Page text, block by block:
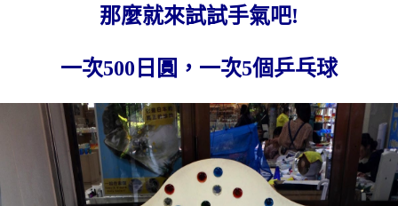
那麼就來試試手氣吧!
一次500日圓，一次5個乒乓球